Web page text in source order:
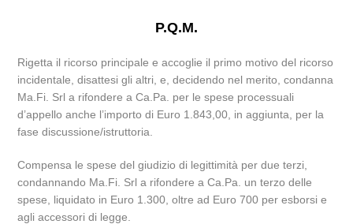
P.Q.M.
Rigetta il ricorso principale e accoglie il primo motivo del ricorso
incidentale, disattesi gli altri, e, decidendo nel merito, condanna
Ma.Fi. Srl a rifondere a Ca.Pa. per le spese processuali
d’appello anche l’importo di Euro 1.843,00, in aggiunta, per la
fase discussione/istruttoria.
Compensa le spese del giudizio di legittimità per due terzi,
condannando Ma.Fi. Srl a rifondere a Ca.Pa. un terzo delle
spese, liquidato in Euro 1.300, oltre ad Euro 700 per esborsi e
agli accessori di legge.